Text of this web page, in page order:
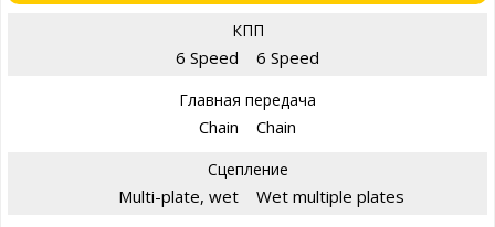
КПП
6 Speed 6 Speed
Главная передача
Chain Chain
Сцепление
Multi-plate, wet Wet multiple plates